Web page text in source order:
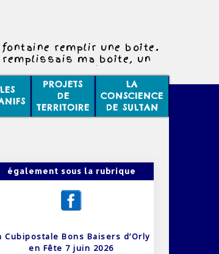
remplir une boîte.
remplissais ma boîte, un
un poteau à côté de la
fontaine.
pas que deux évènements
se passer en même
temps ?
LES
PROJETS
DE
TERRITOIRE
LA
CONSCIENCE
DE SULTAN
également sous la rubrique
Cubipostale Bons Baisers d’Orly
en Fête 7 juin 2026